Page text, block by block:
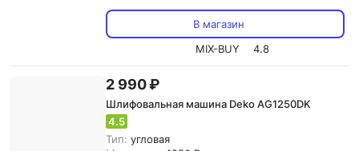
В магазин
MIX-BUY
4.8
2 990 ₽
Шлифовальная машина Deko AG1250DK
4.5
Тип: угловая